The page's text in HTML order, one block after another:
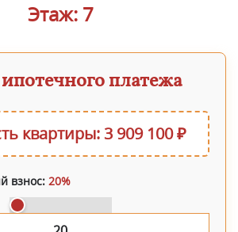
Этаж: 7
платежа
квартиры: 3 909 100 ₽
взнос: 20%